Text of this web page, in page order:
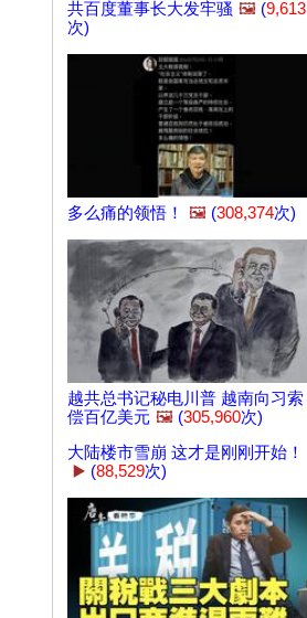
共百度董事长大发牢骚 🖼️ (9,613
次)
多么痛的领悟！ 🖼️ (308,374次)
越共总书记秘电川普 越南向习索
偿百亿美元 🖼️ (305,960次)
大陆楼市雪崩 这才是刚刚开始！
▶️ (88,529次)